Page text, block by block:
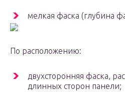
мелкая фаска (глубина
По расположению:
двухсторонняя фаска,
длинных сторон панели;